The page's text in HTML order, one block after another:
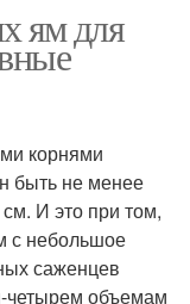
ям для
корнями
быть не менее
И это при том,
с небольшое
саженцев
четырем объемам